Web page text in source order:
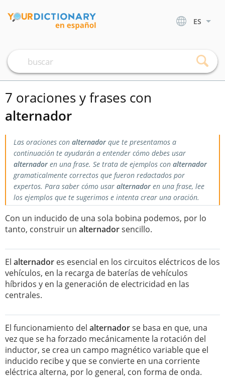
ES
7 oraciones y frases con
alternador
Las oraciones con alternador que te presentamos a
continuación te ayudarán a entender cómo debes usar
alternador en una frase. Se trata de ejemplos con alternador
gramaticalmente correctos que fueron redactados por
expertos. Para saber cómo usar alternador en una frase, lee
los ejemplos que te sugerimos e intenta crear una oración.
Con un inducido de una sola bobina podemos, por lo
tanto, construir un alternadorsencillo.
El alternador es esencial en los circuitos eléctricos de los
vehículos, en la recarga de baterías de vehículos
híbridos y en la generación de electricidad en las
centrales.
El funcionamiento del alternadorse basa en que, una
vez que se ha forzado mecánicamente la rotación del
inductor, se crea un campo magnético variable que el
inducido recibe y que se convierte en una corriente
eléctrica alterna, por lo general, con forma de onda.